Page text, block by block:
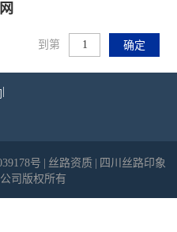
到第 确定
号 丝路资质
四川丝路印象
司版权所有